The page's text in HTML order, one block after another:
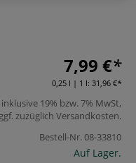
7,99 €
0,25 l | 1 l: 31,96 €
inklusive 19% bzw. 7% MwSt,
ggf. zuzüglich Versandkosten.
Bestell-Nr.08-33810
Auf Lager.